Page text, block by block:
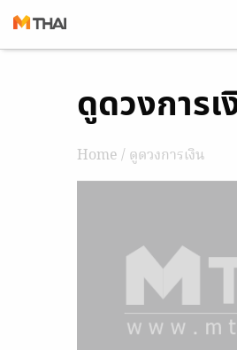
ดูดวงการเ
Home/ ดูดวงการเงิน